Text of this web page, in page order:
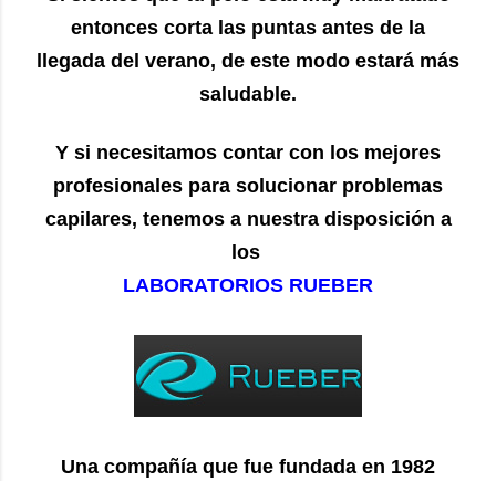
entonces corta las puntas antes de la
llegada del verano, de este modo estará más
saludable.
Y si necesitamos contar con los mejores
profesionales para solucionar problemas
capilares, tenemos a nuestra disposición a
los
LABORATORIOS RUEBER
Una compañía que fue fundada en 1982